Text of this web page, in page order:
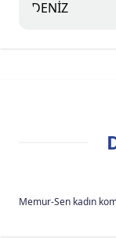
Memur-Sen kadın